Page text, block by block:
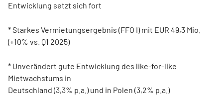
Entwicklung setzt sich fort
* Starkes Vermietungsergebnis (FFO I) mit EUR 49,3 Mio.
(+10% vs. Q1 2025)
* Unverändert gute Entwicklung des like-for-like
Mietwachstums in
Deutschland (3,3% p.a.) und in Polen (3,2% p.a.)